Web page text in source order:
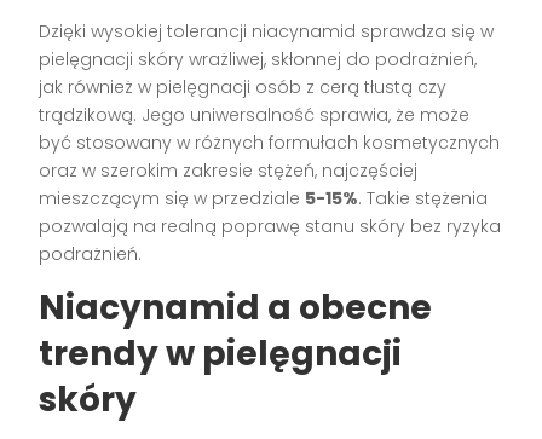
Dzięki wysokiej tolerancji niacynamid sprawdza się w
pielęgnacji skóry wrażliwej, skłonnej do podrażnień,
jak również w pielęgnacji osób z cerą tłustą czy
trądzikową. Jego uniwersalność sprawia, że może
być stosowany w różnych formułach kosmetycznych
oraz w szerokim zakresie stężeń, najczęściej
mieszczącym się w przedziale 5-15%. Takie stężenia
pozwalają na realną poprawę stanu skóry bez ryzyka
podrażnień.
Niacynamid a obecne
trendy w pielęgnacji
skóry